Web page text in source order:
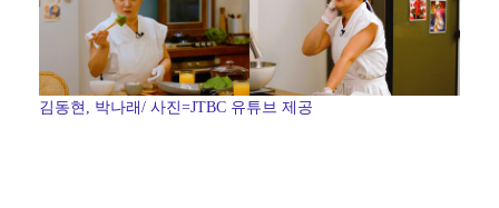
김동현, 박나래/ 사진=JTBC 유튜브 제공